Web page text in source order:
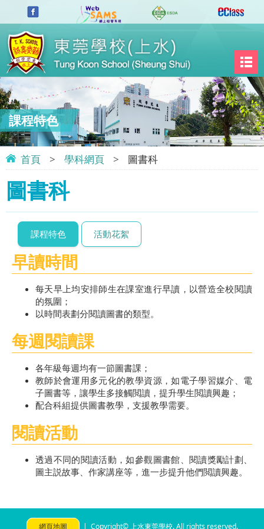
課程特色
首頁 > 學科網頁 > 圖書科
圖書科
課程特色 活動花絮
早讀時間
每天早上均安排師生在課室進行早讀，以營造全校閱讀
的氛圍；
以時間表劃分閱讀圖書的類型。
每週閱讀課
各年級每週均有一節圖書課；
教師於會運用多元化的教學資源，如電子學習媒介、電
子圖書等，讓學生多接觸閲讀，提升學生閲讀興趣；
配合科組提供圖書教學，支援教學需要。
閱讀活動
透過不同的閱讀活動，如參觀圖書館、閱讀獎勵計劃、
圖主説故事、作家講座等，進一步提升他們閲讀興趣。
網頁地圖 | Copyright© 上水東莞學校. All rights reserved.